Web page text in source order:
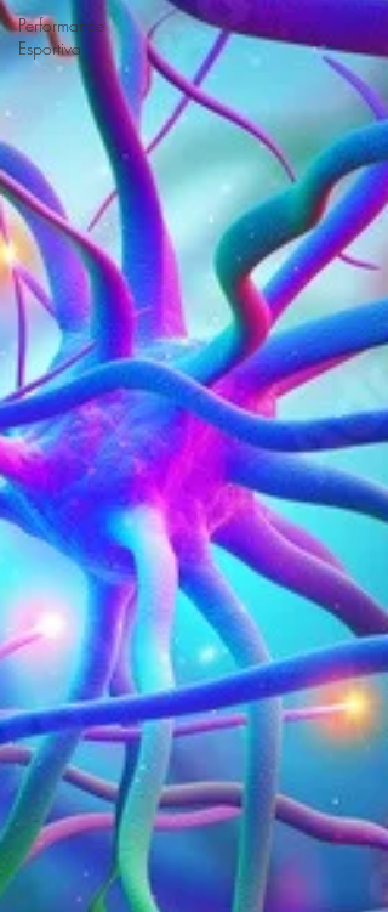
Performance
Esportiva